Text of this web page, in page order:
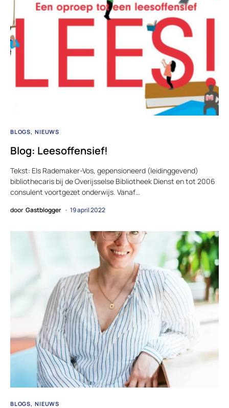
BLOGS NIEUWS
Blog: Leesoffensief!
Tekst: Els Rademaker-Vos, gepensioneerd (leidinggevend)
bibliothecaris bij de Overijsselse Bibliotheek Dienst en tot 2006
consulent voortgezet onderwijs. Vanaf…
door Gastblogger 19 april 2022
BLOGS NIEUWS